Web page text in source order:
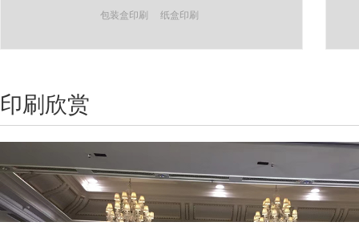
包装盒印刷 纸盒印刷
印刷欣赏